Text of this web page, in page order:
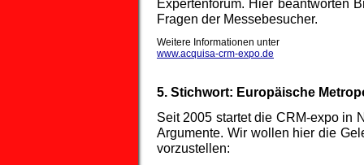
Expertenforum. Hier beantworten
Fragen der Messebesucher.
Weitere Informationen unter
www.acquisa-crm-expo.de
5. Stichwort: Europäische
Seit 2005 startet die CRM-expo in
Argumente. Wir wollen hier die
vorzustellen: